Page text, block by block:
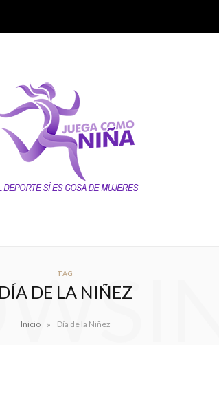
TAG
DÍA DE LA NIÑEZ
Inicio » Día de la Niñez